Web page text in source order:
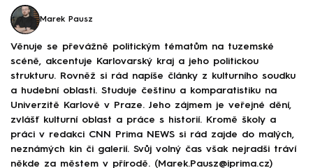
Marek Pausz
Věnuje se převážně politickým tématům na tuzemské
scéně, akcentuje Karlovarský kraj a jeho politickou
strukturu. Rovněž si rád napíše články z kulturního soudku
a hudební oblasti. Studuje češtinu a komparatistiku na
Univerzitě Karlově v Praze. Jeho zájmem je veřejné dění,
zvlášť kulturní oblast a práce s historií. Kromě školy a
práci v redakci CNN Prima NEWS si rád zajde do malých,
neznámých kin či galerií. Svůj volný čas však nejradši tráví
někde za městem v přírodě. (Marek.Pausz@iprima.cz)